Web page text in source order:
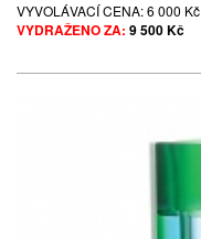
VYVOLÁVACÍ CENA:6 000 Kč
VYDRAŽENO ZA: 9 500 Kč